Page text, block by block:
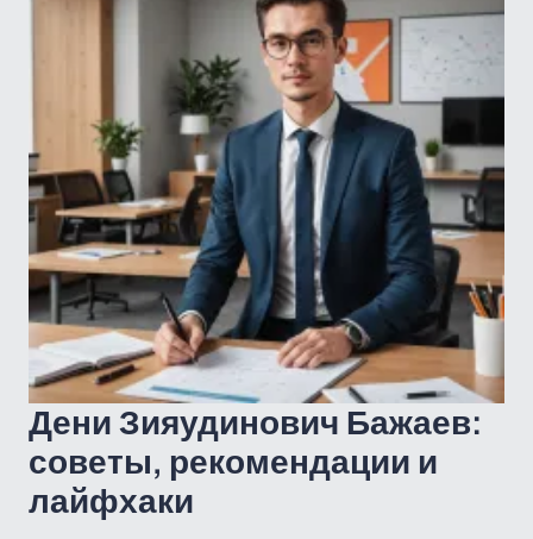
Дени Зияудинович Бажаев:
советы, рекомендации и
лайфхаки